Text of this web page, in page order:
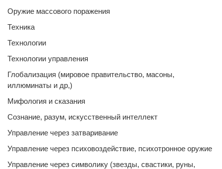
Оружие массового поражения
Техника
Технологии
Технологии управления
Глобализация (мировое правительство, масоны,
иллюминаты и др,)
Мифология и сказания
Сознание, разум, искусственный интеллект
Управление через затваривание
Управление через психовоздействие, психотронное оружие
Управление через символику (звезды, свастики, руны,